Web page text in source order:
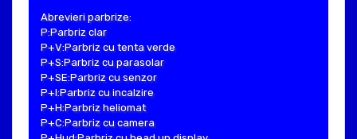
Abrevieri parbrize:
P:Parbriz clar
P+V:Parbriz cu tenta verde
P+S:Parbriz cu parasolar
P+SE:Parbriz cu senzor
P+I:Parbriz cu incalzire
P+H:Parbriz heliomat
P+C:Parbriz cu camera